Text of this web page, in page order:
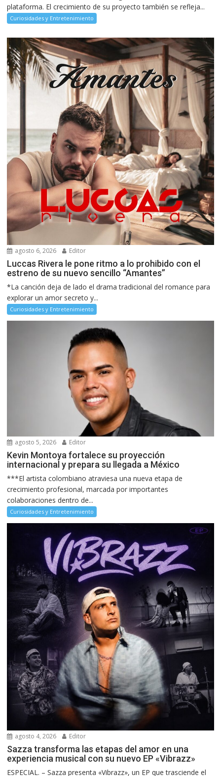
plataforma. El crecimiento de su proyecto también se refleja...
Curiosidades y Entretenimiento
agosto 6, 2026 Editor
Luccas Rivera le pone ritmo a lo prohibido con el
estreno de su nuevo sencillo “Amantes”
*La canción deja de lado el drama tradicional del romance para
explorar un amor secreto y...
Curiosidades y Entretenimiento
agosto 5, 2026 Editor
Kevin Montoya fortalece su proyección
internacional y prepara su llegada a México
***El artista colombiano atraviesa una nueva etapa de
crecimiento profesional, marcada por importantes
colaboraciones dentro de...
Curiosidades y Entretenimiento
agosto 4, 2026 Editor
Sazza transforma las etapas del amor en una
experiencia musical con su nuevo EP «Vibrazz»
ESPECIAL. – Sazza presenta «Vibrazz», un EP que trasciende el